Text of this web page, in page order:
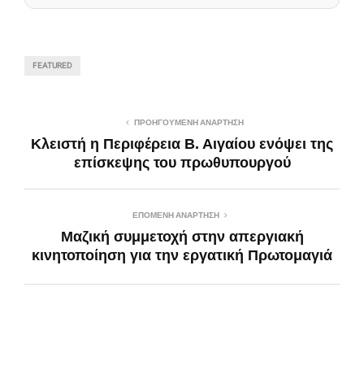
FEATURED
ΠΡΟΗΓΟΎΜΕΝΗ ΑΝΆΡΤΗΣΗ
Κλειστή η Περιφέρεια Β. Αιγαίου ενόψει της
επίσκεψης του πρωθυπουργού
ΕΠΌΜΕΝΗ ΑΝΆΡΤΗΣΗ
Μαζική συμμετοχή στην απεργιακή
κινητοποίηση για την εργατική Πρωτομαγιά